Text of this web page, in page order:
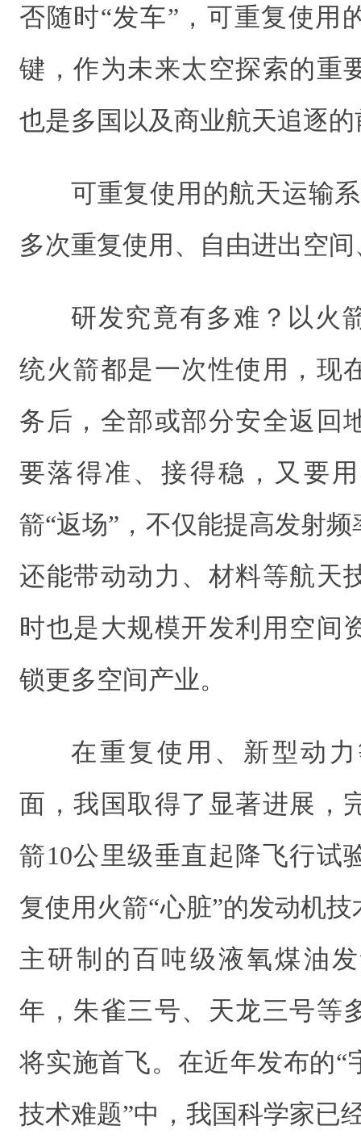
否随时“发车”，可重复使用
键，作为未来太空探索的重
也是多国以及商业航天追逐
可重复使用的航天运输
多次重复使用、自由进出空
研发究竟有多难？以火
统火箭都是一次性使用，现
务后，全部或部分安全返回
要落得准、接得稳，又要
箭“返场”，不仅能提高发射
还能带动动力、材料等航天
时也是大规模开发利用空间
锁更多空间产业。
在重复使用、新型动
面，我国取得了显著进展，
箭10公里级垂直起降飞行试
复使用火箭“心脏”的发动机
主研制的百吨级液氧煤油
年，朱雀三号、天龙三号等
将实施首飞。在近年发布的“
技术难题”中，我国科学家已